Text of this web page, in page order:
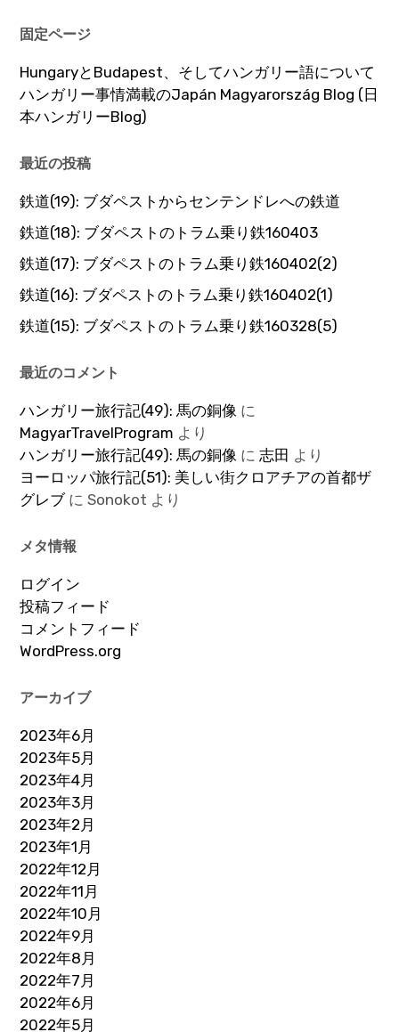
固定ページ
HungaryとBudapest、そしてハンガリー語について
ハンガリー事情満載のJapán Magyarország Blog (日
本ハンガリーBlog)
最近の投稿
鉄道(19): ブダペストからセンテンドレへの鉄道
鉄道(18): ブダペストのトラム乗り鉄160403
鉄道(17): ブダペストのトラム乗り鉄160402(2)
鉄道(16): ブダペストのトラム乗り鉄160402(1)
鉄道(15): ブダペストのトラム乗り鉄160328(5)
最近のコメント
ハンガリー旅行記(49): 馬の銅像 に
MagyarTravelProgram より
ハンガリー旅行記(49): 馬の銅像 に志田 より
ヨーロッパ旅行記(51): 美しい街クロアチアの首都ザ
グレブにSonokot より
メタ情報
ログイン
投稿フィード
コメントフィード
WordPress.org
アーカイブ
2023年6月
2023年5月
2023年4月
2023年3月
2023年2月
2023年1月
2022年12月
2022年11月
2022年10月
2022年9月
2022年8月
2022年7月
2022年6月
2022年5月